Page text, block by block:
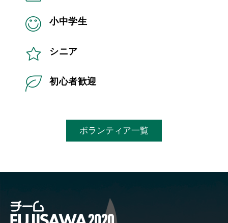
小中学生
シニア
初心者歓迎
ボランティア一覧